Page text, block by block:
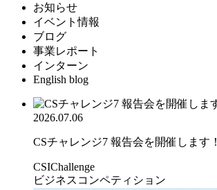
お知らせ
イベント情報
ブログ
事業レポート
インターン
English blog
2026.07.06
CSチャレンジ7 報告会を開催します！
CSIChallenge
ビジネスコンペティション